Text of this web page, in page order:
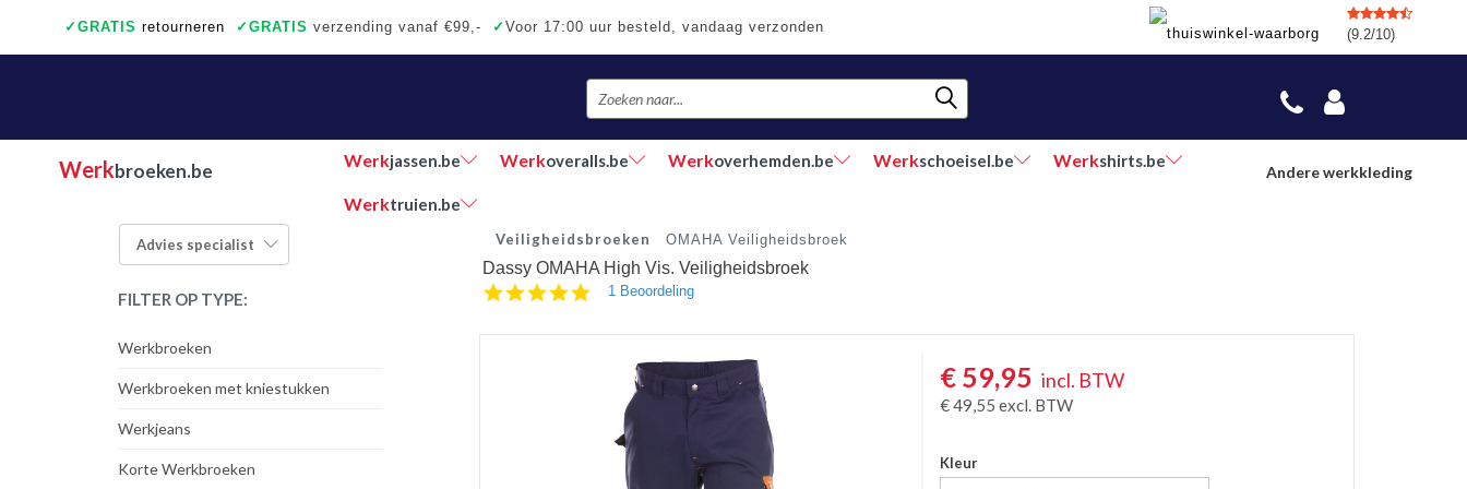
✓ GRATIS retourneren ✓ GRATIS verzending vanaf €99,- ✓ Voor 17:00 uur besteld, vandaag verzonden (9.2/10)
Werkbroeken.be Werkjassen.be Werkoveralls.be Werkoverhemden.be Werkschoeisel.be Werkshirts.be
Werktruien.be
Andere werkkleding
FILTER OP TYPE:
Werkbroeken
Werkbroeken met kniestukken
Werkjeans
Korte Werkbroeken
Advies specialist Veiligheidsbroeken OMAHA Veiligheidsbroek
Dassy OMAHA High Vis. Veiligheidsbroek
5.01 Beoordeling
€ 59,95 incl. BTW
€49,55 excl. BTW
Kleur